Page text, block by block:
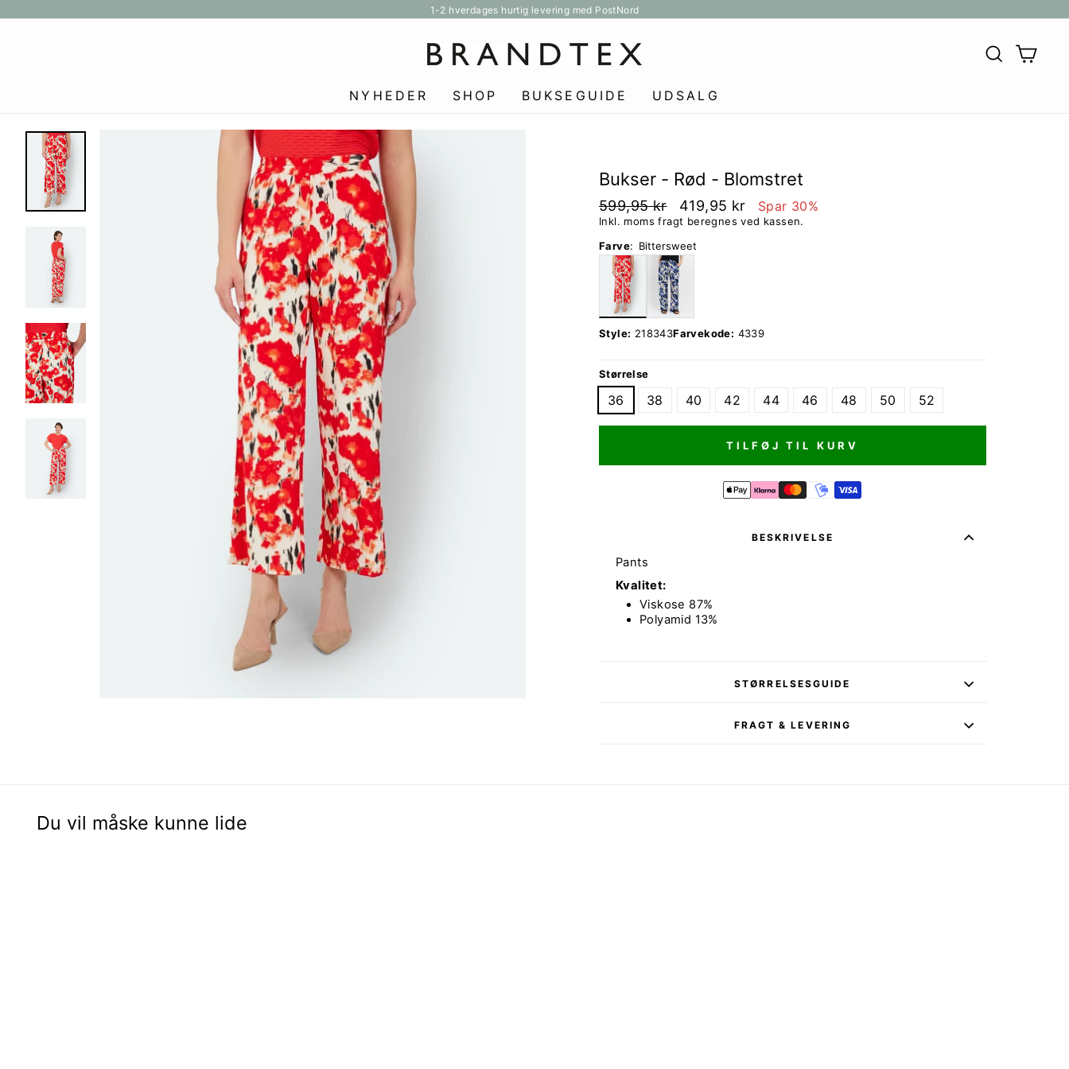
til
slideshow
1-2 hverdages hurtig levering med PostNord
SØG
NYHEDER SHOP BUKSEGUIDE UDSALG
Bukser - Rød - Blomstret
599,95 kr 419,95 kr Spar 30%
Inkl. moms fragt beregnes ved kassen.
Farve: Bittersweet
Style: 218343Farvekode: 4339
Størrelse
36 38 40 42 44 46 48 50 52
TILFØJ TIL KURV
BESKRIVELSE
Pants
Kvalitet:
Viskose 87%
Polyamid 13%
STØRRELSESGUIDE
FRAGT & LEVERING
Du vil måske kunne lide